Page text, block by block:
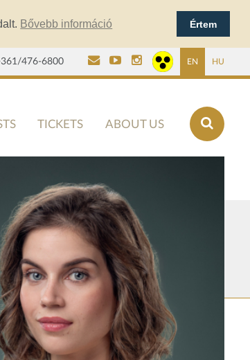
Bővebb információ Értem
476-6800 EN HU
TICKETS ABOUT US